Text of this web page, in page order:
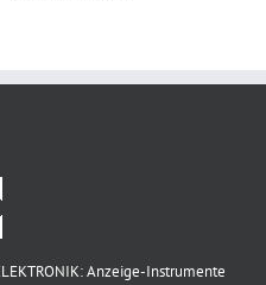
Anzeige-Instrumente